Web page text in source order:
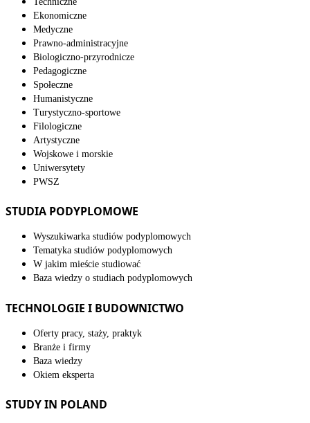
Ekonomiczne
Medyczne
Prawno-administracyjne
Biologiczno-przyrodnicze
Pedagogiczne
Społeczne
Humanistyczne
Turystyczno-sportowe
Filologiczne
Artystyczne
Wojskowe i morskie
Uniwersytety
PWSZ
STUDIA PODYPLOMOWE
Wyszukiwarka studiów podyplomowych
Tematyka studiów podyplomowych
W jakim mieście studiować
Baza wiedzy o studiach podyplomowych
TECHNOLOGIE I BUDOWNICTWO
Oferty pracy, staży, praktyk
Branże i firmy
Baza wiedzy
Okiem eksperta
STUDY IN POLAND